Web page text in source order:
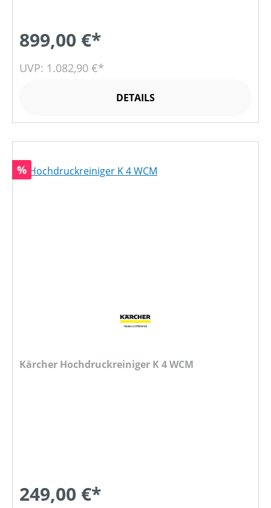
899,00 €*
UVP: 1.082,90 €*
DETAILS
Rabatt
%
Kärcher Hochdruckreiniger K 4 WCM
249,00 €*